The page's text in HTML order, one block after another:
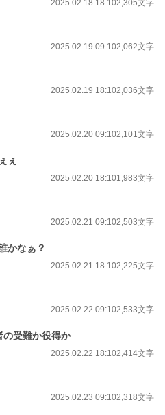
2025.02.18 18:102,305文字
2025.02.19 09:102,062文字
2025.02.19 18:102,036文字
2025.02.20 09:102,101文字
ぇ
2025.02.20 18:101,983文字
2025.02.21 09:102,503文字
かなぁ？
2025.02.21 18:102,225文字
2025.02.22 09:102,533文字
受難か役得か
2025.02.22 18:102,414文字
2025.02.23 09:102,318文字